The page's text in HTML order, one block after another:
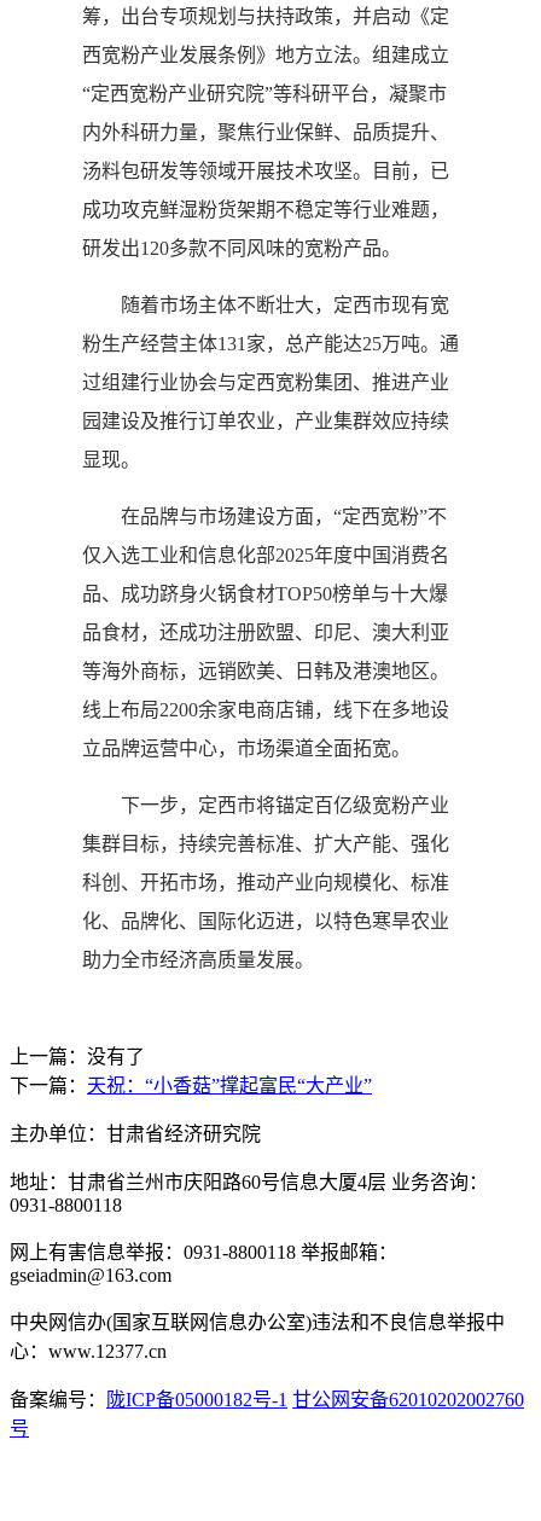
筹，出台专项规划与扶持政策，并启动《定
西宽粉产业发展条例》地方立法。组建成立
“定西宽粉产业研究院”等科研平台，凝聚市
内外科研力量，聚焦行业保鲜、品质提升、
汤料包研发等领域开展技术攻坚。目前，已
成功攻克鲜湿粉货架期不稳定等行业难题，
研发出120多款不同风味的宽粉产品。
随着市场主体不断壮大，定西市现有宽
粉生产经营主体131家，总产能达25万吨。通
过组建行业协会与定西宽粉集团、推进产业
园建设及推行订单农业，产业集群效应持续
显现。
在品牌与市场建设方面，“定西宽粉”不
仅入选工业和信息化部2025年度中国消费名
品、成功跻身火锅食材TOP50榜单与十大爆
品食材，还成功注册欧盟、印尼、澳大利亚
等海外商标，远销欧美、日韩及港澳地区。
线上布局2200余家电商店铺，线下在多地设
立品牌运营中心，市场渠道全面拓宽。
下一步，定西市将锚定百亿级宽粉产业
集群目标，持续完善标准、扩大产能、强化
科创、开拓市场，推动产业向规模化、标准
化、品牌化、国际化迈进，以特色寒旱农业
助力全市经济高质量发展。
上一篇：没有了
下一篇： 天祝：“小香菇”撑起富民“大产业”
主办单位：甘肃省经济研究院
地址：甘肃省兰州市庆阳路60号信息大厦4层 业务咨询：
0931-8800118
网上有害信息举报：0931-8800118 举报邮箱：
gseiadmin@163.com
中央网信办(国家互联网信息办公室)违法和不良信息举报中
心：www.12377.cn
备案编号： 陇ICP备05000182号-1 甘公网安备62010202002760
号